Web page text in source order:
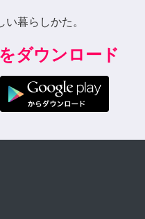
暮らしかた。
ダウンロード